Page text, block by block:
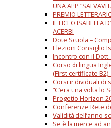
UNA APP
PREMIO
IL LICEO ISABELLA
ACERBI
Dote Scuola –
Elezioni Consiglio
Incontro con il Dott.
Corso di lingua
(First certificate B2)
Corsi individuali di
“C’era una volta lo
Progetto Horizon
Conferenze Rete
Validità dell’anno
Se è la merce ad